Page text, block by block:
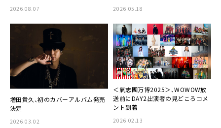
2026.08.07 2026.05.18
増田貴久、初のカバーアルバム発売
決定
2026.03.02
＜氣志團万博2025＞、WOWOW放
送前にDAY2出演者の見どころコメ
ント到着
2026.02.13